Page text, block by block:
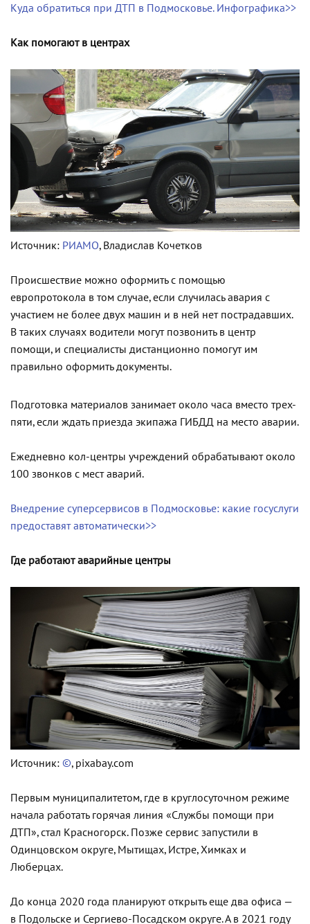
Куда обратиться при ДТП в Подмосковье. Инфографика>>
Как помогают в центрах
Источник: РИАМО, Владислав Кочетков
Происшествие можно оформить с помощью
европротокола в том случае, если случилась авария с
участием не более двух машин и в ней нет пострадавших.
В таких случаях водители могут позвонить в центр
помощи, и специалисты дистанционно помогут им
правильно оформить документы.
Подготовка материалов занимает около часа вместо трех-
пяти, если ждать приезда экипажа ГИБДД на место аварии.
Ежедневно кол-центры учреждений обрабатывают около
100 звонков с мест аварий.
Внедрение суперсервисов в Подмосковье: какие госуслуги
предоставят автоматически>>
Где работают аварийные центры
Источник: ©, pixabay.com
Первым муниципалитетом, где в круглосуточном режиме
начала работать горячая линия «Службы помощи при
ДТП», стал Красногорск. Позже сервис запустили в
Одинцовском округе, Мытищах, Истре, Химках и
Люберцах.
До конца 2020 года планируют открыть еще два офиса —
в Подольске и Сергиево-Посадском округе. А в 2021 году